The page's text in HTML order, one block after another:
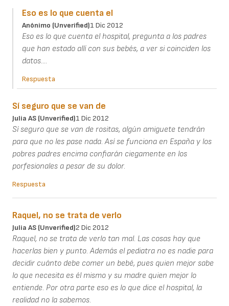
Eso es lo que cuenta el
Anónimo (unverified)1 Dic 2012
Eso es lo que cuenta el hospital, pregunta a los padres
que han estado allí con sus bebés, a ver si coinciden los
datos....
Respuesta
Sí seguro que se van de
Julia AS (unverified)1 Dic 2012
Sí seguro que se van de rositas, algún amiguete tendrán
para que no les pase nada. Así se funciona en España y los
pobres padres encima confiarán ciegamente en los
porfesionales a pesar de su dolor.
Respuesta
Raquel, no se trata de verlo
Julia AS (unverified)2 Dic 2012
Raquel, no se trata de verlo tan mal. Las cosas hay que
hacerlas bien y punto. Además el pediatra no es nadie para
decidir cuánto debe comer un bebé, pues quien mejor sabe
lo que necesita es él mismo y su madre quien mejor lo
entiende. Por otra parte eso es lo que dice el hospital, la
realidad no la sabemos.